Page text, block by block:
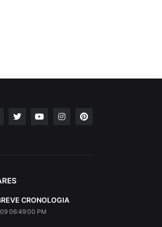
CRONOLOGIA
06:49:00 PM